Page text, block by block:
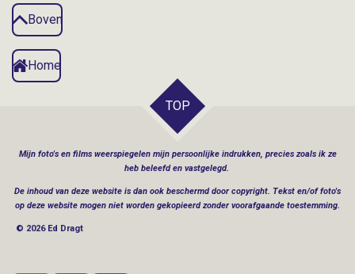
Boven
Home
TOP
Mijnfoto's en films weerspiegelen mijn persoonlijke indrukken, precies zoals ik ze
heb beleefd en vastgelegd.
De inhoud van deze website is dan ook beschermd door copyright. Tekst en/of foto's
op deze website mogen niet worden gekopieerd zonder voorafgaande toestemming.
© 2026 Ed Dragt